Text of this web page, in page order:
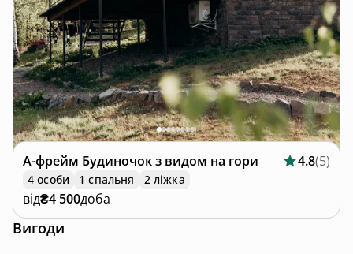
А-фрейм Будиночок з видом на гори 4.8(5)
4 особи 1 спальня 2 ліжка
від₴4 500доба
Вигоди